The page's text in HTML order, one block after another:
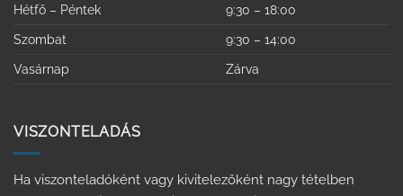
Hétfő – Péntek
9:30 – 18:00
Szombat
9:30 – 14:00
Vasárnap
Zárva
VISZONTELADÁS
Ha viszonteladóként vagy kivitelezőként nagy tételben